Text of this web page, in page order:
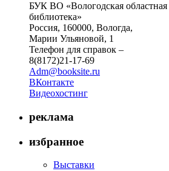
БУК ВО «Вологодская областная
библиотека»
Россия, 160000, Вологда,
Марии Ульяновой, 1
Телефон для справок –
8(8172)21-17-69
Adm@booksite.ru
ВКонтакте
Видеохостинг
реклама
избранное
Выставки